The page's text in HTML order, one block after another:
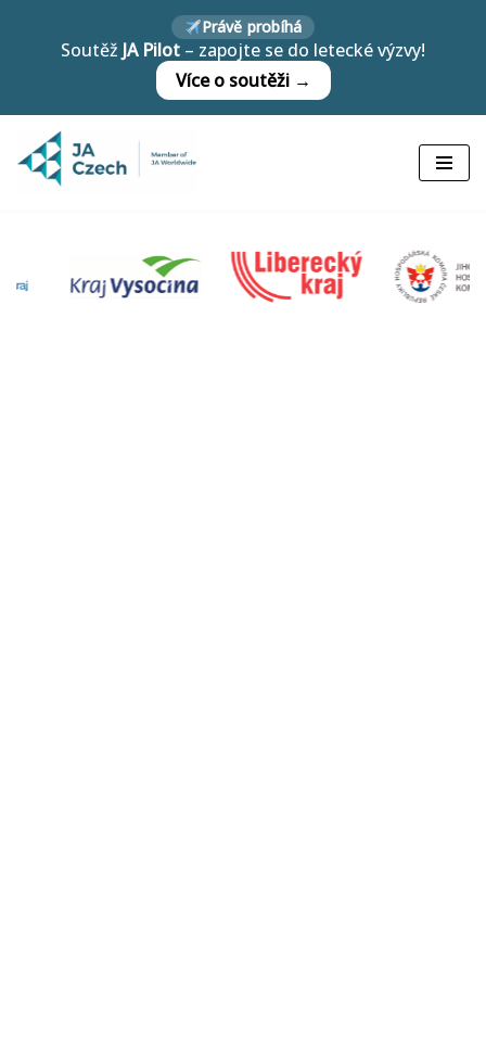
Přeskočit
obsah
Právě probíhá
Soutěž JA Pilot – zapojte se do letecké výzvy!
Více o soutěži →